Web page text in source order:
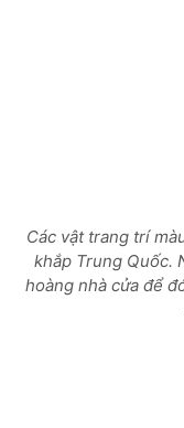
Các vật trang trí
khắp Trung Quốc.
hoàng nhà cửa để